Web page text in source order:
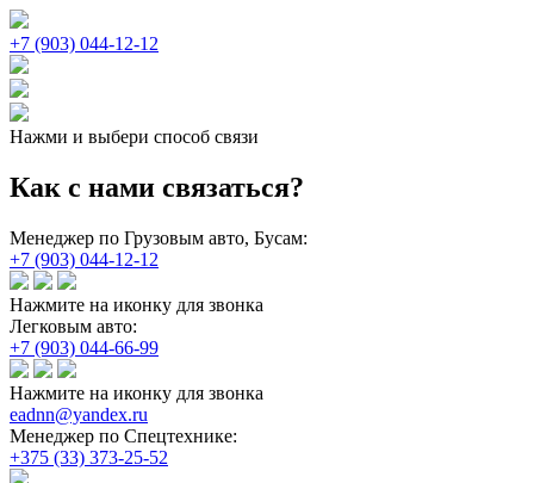
+7 (903) 044-12-12
Нажми и выбери способ связи
Как с нами связаться?
Менеджер по Грузовым авто, Бусам:
+7 (903) 044-12-12
Нажмите на иконку для звонка
Легковым авто:
+7 (903) 044-66-99
Нажмите на иконку для звонка
eadnn@yandex.ru
Менеджер по Спецтехнике:
+375 (33) 373-25-52